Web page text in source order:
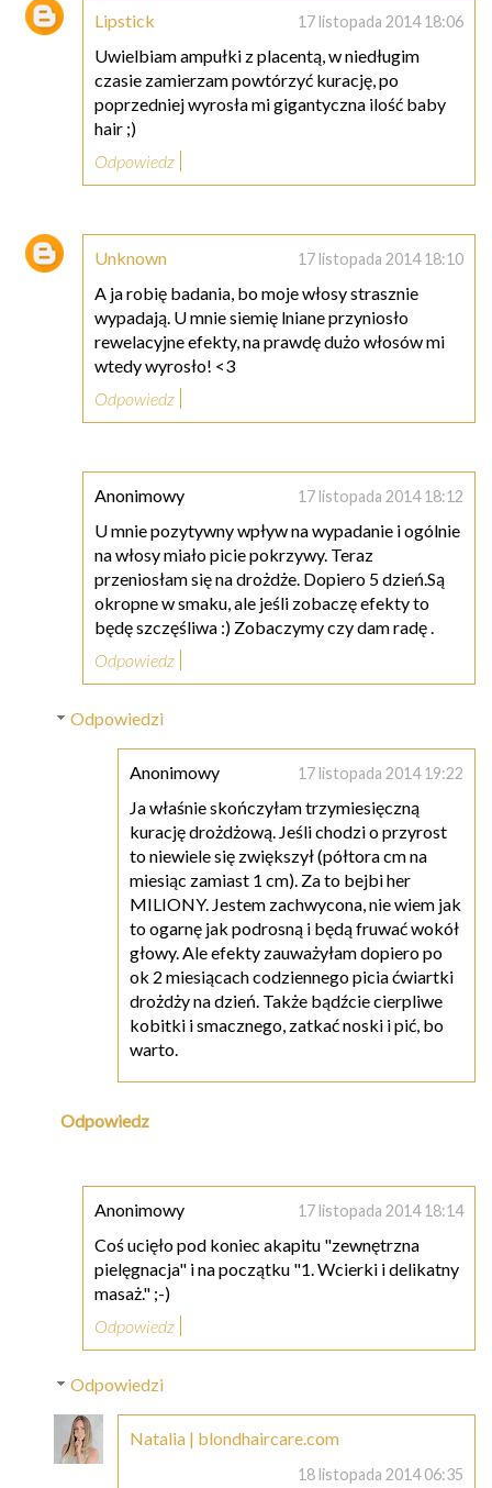
Lipstick 17 listopada 2014 18:06
Uwielbiam ampułki z placentą, w niedługim
czasie zamierzam powtórzyć kurację, po
poprzedniej wyrosła mi gigantyczna ilość baby
hair ;)
Odpowiedz
Unknown 17 listopada 2014 18:10
A ja robię badania, bo moje włosy strasznie
wypadają. U mnie siemię lniane przyniosło
rewelacyjne efekty, na prawdę dużo włosów mi
wtedy wyrosło! <3
Odpowiedz
Anonimowy 17 listopada 2014 18:12
U mnie pozytywny wpływ na wypadanie i ogólnie
na włosy miało picie pokrzywy. Teraz
przeniosłam się na drożdże. Dopiero 5 dzień.Są
okropne w smaku, ale jeśli zobaczę efekty to
będę szczęśliwa :) Zobaczymy czy dam radę .
Odpowiedz
Odpowiedzi
Anonimowy 17 listopada 2014 19:22
Ja właśnie skończyłam trzymiesięczną
kurację drożdżową. Jeśli chodzi o przyrost
to niewiele się zwiększył (półtora cm na
miesiąc zamiast 1 cm). Za to bejbi her
MILIONY. Jestem zachwycona, nie wiem jak
to ogarnę jak podrosną i będą fruwać wokół
głowy. Ale efekty zauważyłam dopiero po
ok 2 miesiącach codziennego picia ćwiartki
drożdży na dzień. Także bądźcie cierpliwe
kobitki i smacznego, zatkać noski i pić, bo
warto.
Odpowiedz
Anonimowy 17 listopada 2014 18:14
Coś ucięło pod koniec akapitu "zewnętrzna
pielęgnacja" i na początku "1. Wcierki i delikatny
masaż." ;-)
Odpowiedz
Odpowiedzi
Natalia | blondhaircare.com
18 listopada 2014 06:35